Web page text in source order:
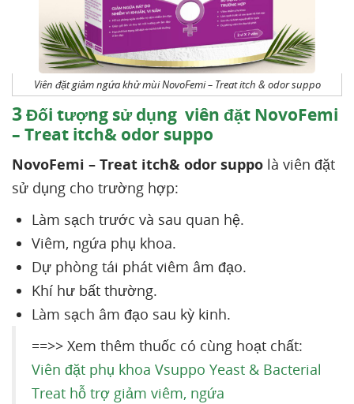
Viên đặt giảm ngứa khử mùi NovoFemi – Treat itch & odor suppo
3Đối tượng sử dụng viên đặt NovoFemi
– Treat itch& odor suppo
NovoFemi – Treat itch& odor suppo là viên đặt
sử dụng cho trường hợp:
Làm sạch trước và sau quan hệ.
Viêm, ngứa phụ khoa.
Dự phòng tái phát viêm âm đạo.
Khí hư bất thường.
Làm sạch âm đạo sau kỳ kinh.
==>> Xem thêm thuốc có cùng hoạt chất:
Viên đặt phụ khoa Vsuppo Yeast & Bacterial
Treat hỗ trợ giảm viêm, ngứa